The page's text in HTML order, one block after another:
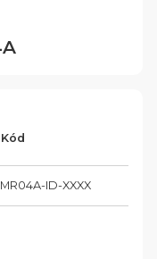
Kód
MR04A-ID-XXXX